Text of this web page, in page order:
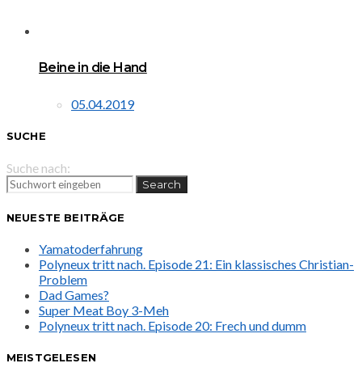
Beine in die Hand
05.04.2019
SUCHE
Suche nach:
Search
NEUESTE BEITRÄGE
Yamatoderfahrung
Polyneux tritt nach. Episode 21: Ein klassisches Christian-
Problem
Dad Games?
Super Meat Boy 3-Meh
Polyneux tritt nach. Episode 20: Frech und dumm
MEISTGELESEN